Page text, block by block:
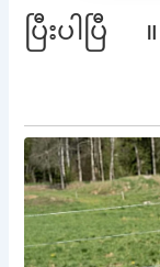
ပြီးပါပြီ ။